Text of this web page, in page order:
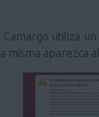
utiliza
aparezca